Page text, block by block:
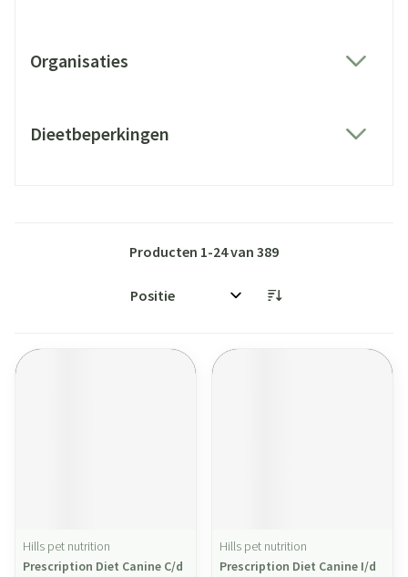
Organisaties
Dieetbeperkingen
Producten 1-24van 389
Sorteer op:
Hills pet nutrition
Prescription Diet Canine C/d
Hills pet nutrition
Prescription Diet Canine I/d